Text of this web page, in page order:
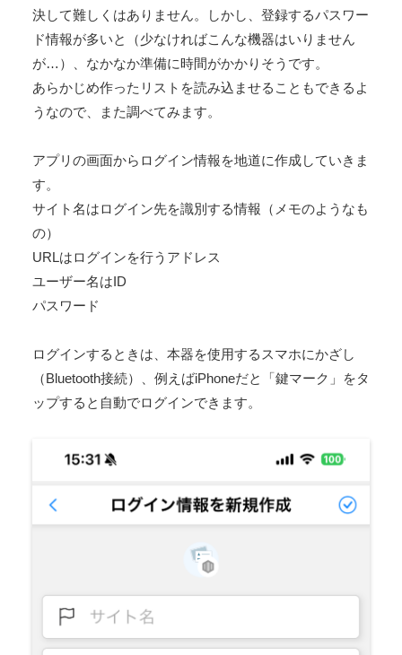
決して難しくはありません。しかし、登録するパスワー
ド情報が多いと（少なければこんな機器はいりません
が…）、なかなか準備に時間がかかりそうです。
あらかじめ作ったリストを読み込ませることもできるよ
うなので、また調べてみます。
アプリの画面からログイン情報を地道に作成していきま
す。
サイト名はログイン先を識別する情報（メモのようなも
の）
URLはログインを行うアドレス
ユーザー名はID
パスワード
ログインするときは、本器を使用するスマホにかざし
（Bluetooth接続）、例えばiPhoneだと「鍵マーク」をタ
ップすると自動でログインできます。